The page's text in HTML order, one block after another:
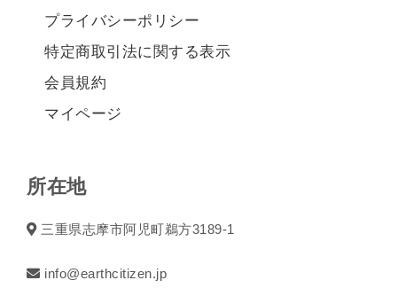
プライバシーポリシー
特定商取引法に関する表示
会員規約
マイページ
所在地
三重県志摩市阿児町鵜方3189-1
info@earthcitizen.jp